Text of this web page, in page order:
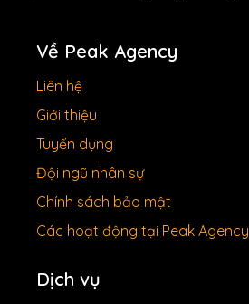
Về Peak Agency
Liên hệ
Giới thiệu
Tuyển dụng
Đội ngũ nhân sự
Chính sách bảo mật
Các hoạt động tại Peak Agency
Dịch vụ